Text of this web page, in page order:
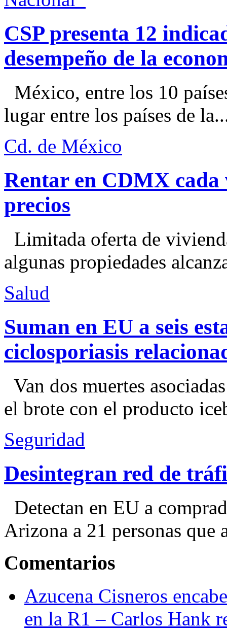
CSP presenta 12
desempeño de la
México, entre los 10
lugar entre los países de
Cd. de México
Rentar en CDMX cada
precios
Limitada oferta de
algunas propiedades
Salud
Suman en EU a seis
ciclosporiasis
Van dos muertes
el brote con el producto
Seguridad
Desintegran red de
Detectan en EU a
Arizona a 21 personas que
Comentarios
Azucena Cisneros
en la R1 – Carlos Hank